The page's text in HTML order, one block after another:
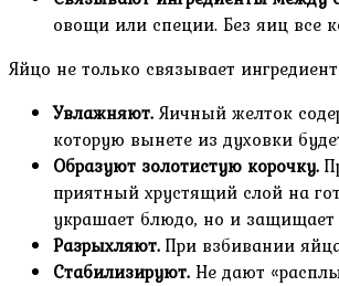
овощи или специи. Без яиц все
Яйцо не только связывает
Увлажняют.Яичный желток
которую вынете из духовки
Образуют золотистую корочку.
приятный хрустящий слой на
украшает блюдо, но и защищает
Разрыхляют. При взбивании
Стабилизируют. Не дают